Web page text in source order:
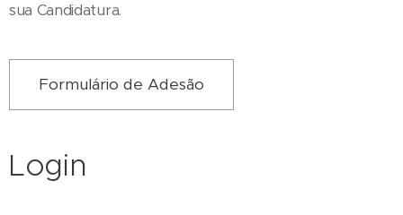
sua Candidatura.
Formulário de Adesão
Login